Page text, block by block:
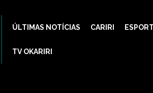
ÚLTIMAS NOTÍCIAS CARIRI
TV OKARIRI